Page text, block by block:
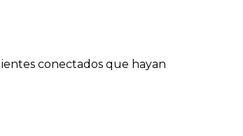
conectados que hayan